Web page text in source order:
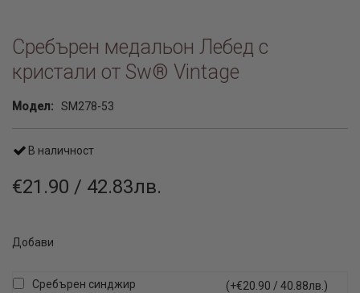
Сребърен медальон Лебед с
кристали от Sw® Vintage
Модел: SM278-53
В наличност
€21.90 / 42.83лв.
Добави
Сребърен синджир (+€20.90 / 40.88лв.)